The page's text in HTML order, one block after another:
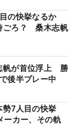
の快挙なるか
ごろ？ 桑木志帆
帆が首位浮上 勝
後半プレー中
勢7人目の快挙
ーカー、その軌